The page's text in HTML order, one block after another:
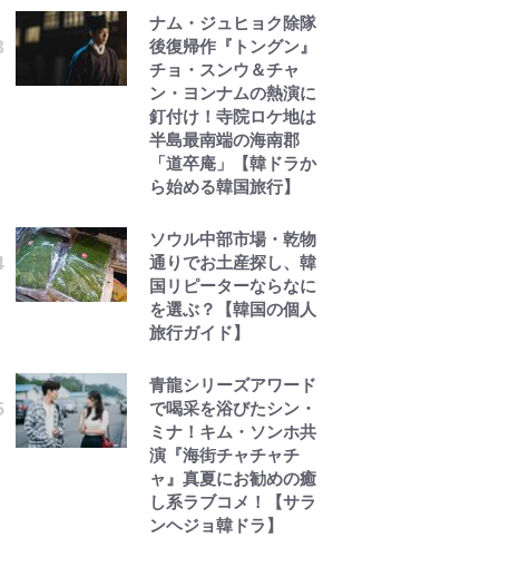
ナム・ジュヒョク除隊
後復帰作『トングン』
チョ・スンウ＆チャ
ン・ヨンナムの熱演に
釘付け！寺院ロケ地は
半島最南端の海南郡
「道卒庵」【韓ドラか
ら始める韓国旅行】
ソウル中部市場・乾物
通りでお土産探し、韓
国リピーターならなに
を選ぶ？【韓国の個人
旅行ガイド】
青龍シリーズアワード
で喝采を浴びたシン・
ミナ！キム・ソンホ共
演『海街チャチャチ
ャ』真夏にお勧めの癒
し系ラブコメ！【サラ
ンヘジョ韓ドラ】